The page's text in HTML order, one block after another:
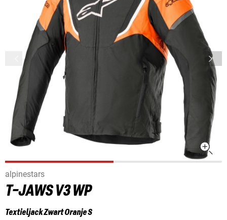
alpinestars
T-JAWS V3 WP
Textieljack Zwart Oranje S